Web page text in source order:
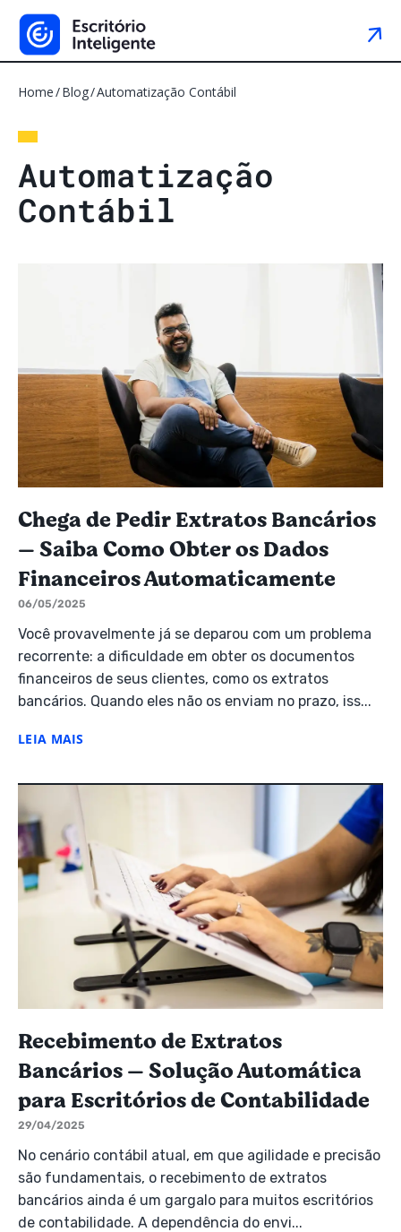
Home Blog Automatização Contábil
Automatização
Contábil
Chega de Pedir Extratos Bancários
— Saiba Como Obter os Dados
Financeiros Automaticamente
06/05/2025
Você provavelmente já se deparou com um problema
recorrente: a dificuldade em obter os documentos
financeiros de seus clientes, como os extratos
bancários. Quando eles não os enviam no prazo, iss...
LEIA MAIS
Recebimento de Extratos
Bancários — Solução Automática
para Escritórios de Contabilidade
29/04/2025
No cenário contábil atual, em que agilidade e precisão
são fundamentais, o recebimento de extratos
bancários ainda é um gargalo para muitos escritórios
de contabilidade. A dependência do envi...